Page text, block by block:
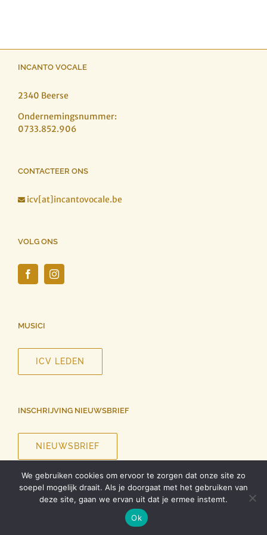
INCANTO VOCALE
2340 Beerse
Ondernemingsnummer:
0733.852.906
CONTACTEER ONS
 icv[at]incantovocale.be
VOLG ONS
MUSICI
ICV LEDEN
INSCHRIJVING NIEUWSBRIEF
NIEUWSBRIEF
2026 InCanto Vocale | Alle rechten voorbehouden |
| Ontwerp website
We gebruiken cookies om ervoor te zorgen dat onze site zo
soepel mogelijk draait. Als je doorgaat met het gebruiken van
deze site, gaan we ervan uit dat je ermee instemt.
Ok